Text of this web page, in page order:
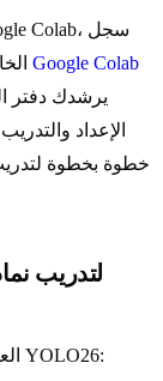
Google Colab
الإعداد
خطوة بخطوة
يوفر Google Colab العديد من المزايا لتدريب نماذج YOLO26: